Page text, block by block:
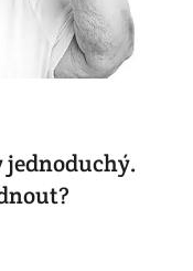
jednoduchý.